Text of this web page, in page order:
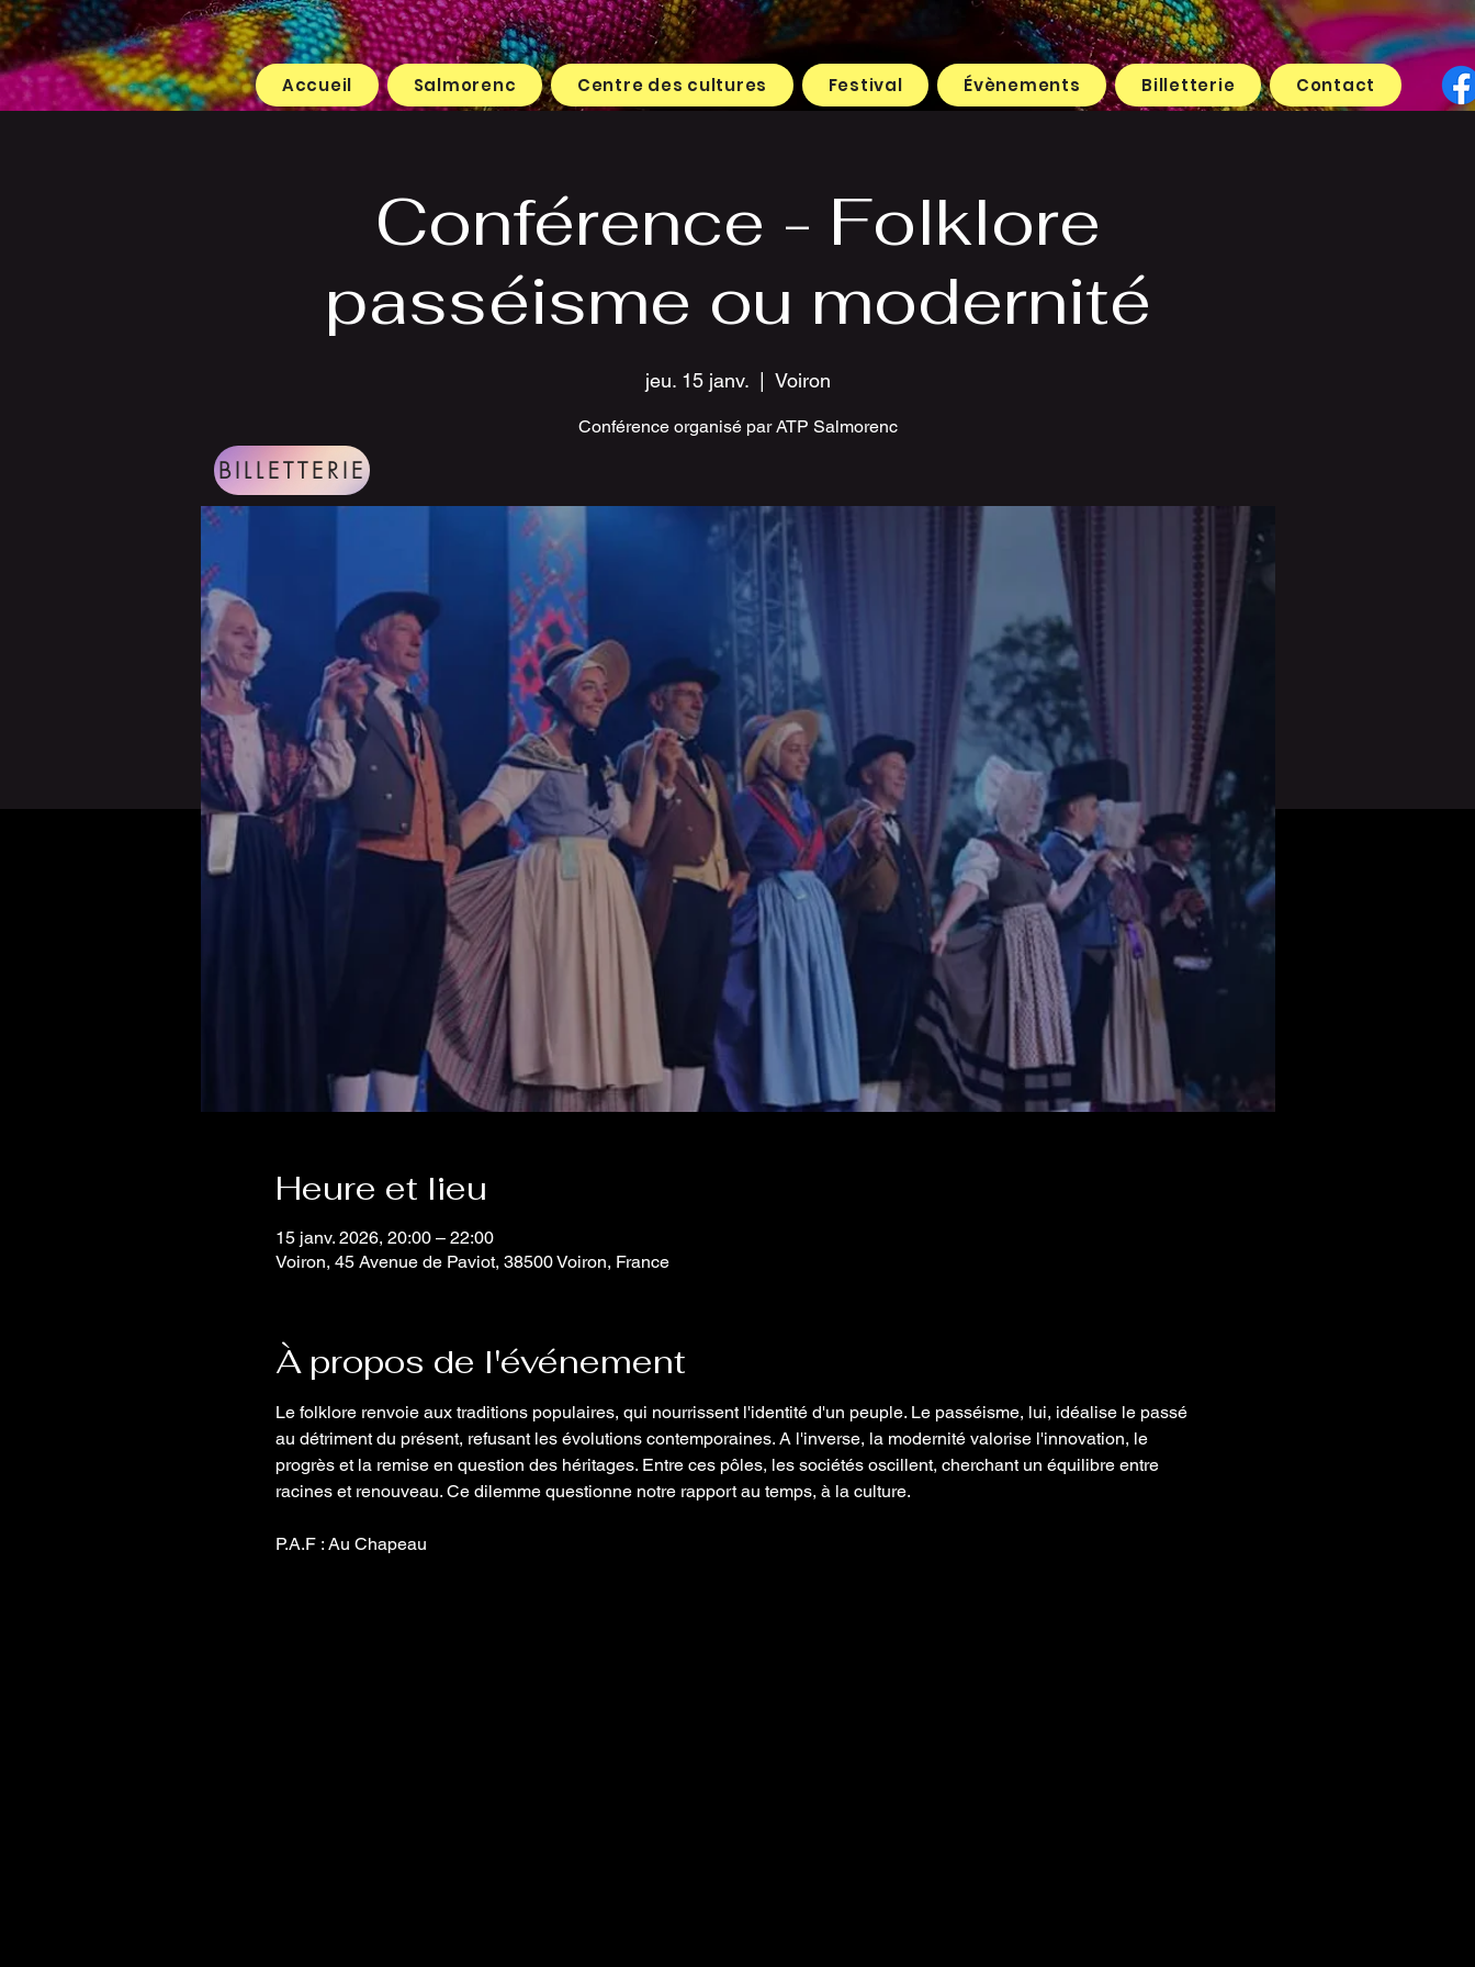
Accueil Salmorenc Centre des cultures Festival Évènements Billetterie Contact
Conférence - Folklore
passéisme ou modernité
jeu. 15 janv.
  |
Voiron
Conférence organisé par ATP Salmorenc
Heure et lieu
15 janv. 2026, 20:00 – 22:00
Voiron, 45 Avenue de Paviot, 38500 Voiron, France
À propos de l'événement
Le folklore renvoie aux traditions populaires, qui nourrissent l'identité d'un peuple. Le passéisme, lui, idéalise le passé
au détriment du présent, refusant les évolutions contemporaines. A l'inverse, la modernité valorise l'innovation, le
progrès et la remise en question des héritages. Entre ces pôles, les sociétés oscillent, cherchant un équilibre entre
racines et renouveau. Ce dilemme questionne notre rapport au temps, à la culture.
P.A.F : Au Chapeau
BILLETTERIE